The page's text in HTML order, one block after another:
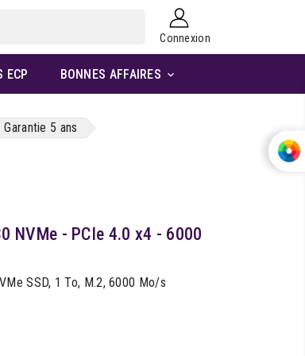
Connexion
ECP BONNES AFFAIRES 
5 ans
NVMe - PCIe 4.0 x4 - 6000
SSD, 1 To, M.2, 6000 Mo/s